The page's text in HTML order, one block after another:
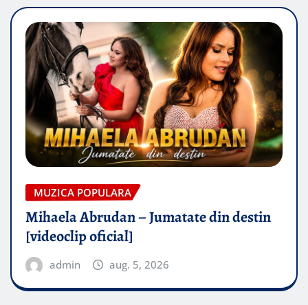
MUZICA POPULARA
Mihaela Abrudan – Jumatate din destin
[videoclip oficial]
admin aug. 5, 2026